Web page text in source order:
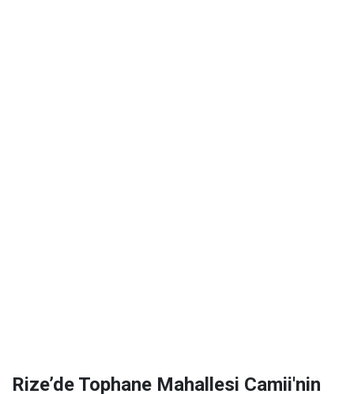
Rize’de Tophane Mahallesi Camii'nin